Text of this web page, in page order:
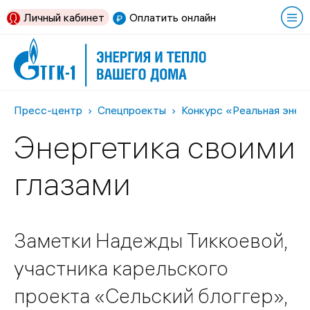
Оплатить онлайн
Личный кабинет
Пресс-центр Спецпроекты Конкурс «Реальная
Энергетика своими
глазами
Заметки Надежды Тиккоевой,
участника карельского
проекта «Сельский блоггер»,